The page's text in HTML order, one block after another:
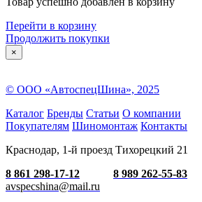
Перейти в корзину
Продолжить покупки
×
© ООО «АвтоспецШина», 2025
Каталог Бренды Статьи О компании
Покупателям Шиномонтаж Контакты
Краснодар, 1-й проезд Тихорецкий 21
8 861 298-17-12
8 989 262-55-83
avspecshina@mail.ru